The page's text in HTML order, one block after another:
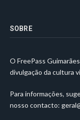
SOBRE
O FreePass
divulgação da cultura
Para informações,
nosso contacto: